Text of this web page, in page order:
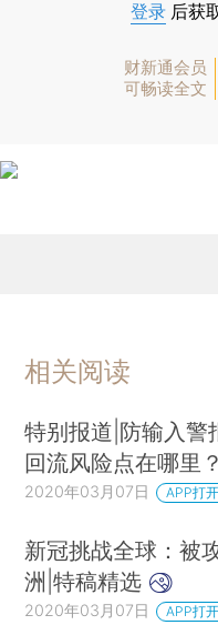
登录 后获
财新通会员
可畅读全文
相关阅读
特别报道|防输入警
回流风险点在哪里？
2020年03月07日 APP打开
新冠挑战全球：被
洲|特稿精选
2020年03月07日 APP打开